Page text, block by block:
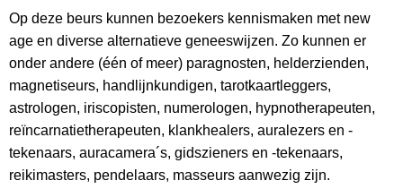
Op deze beurs kunnen bezoekers kennismaken met new
age en diverse alternatieve geneeswijzen. Zo kunnen er
onder andere (één of meer) paragnosten, helderzienden,
magnetiseurs, handlijnkundigen, tarotkaartleggers,
astrologen, iriscopisten, numerologen, hypnotherapeuten,
reïncarnatietherapeuten, klankhealers, auralezers en -
tekenaars, auracamera´s, gidszieners en -tekenaars,
reikimasters, pendelaars, masseurs aanwezig zijn.